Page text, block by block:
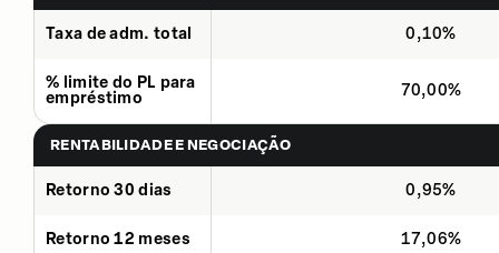
Taxa de adm. total 0,10%
% limite do PL para
empréstimo
70,00%
RENTABILIDADE E NEGOCIAÇÃO
Retorno 30 dias 0,95%
Retorno 12 meses 17,06%